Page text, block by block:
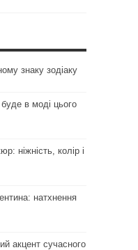
знаку зодіаку
в моді цього
ніжність, колір і
натхнення
акцент сучасного